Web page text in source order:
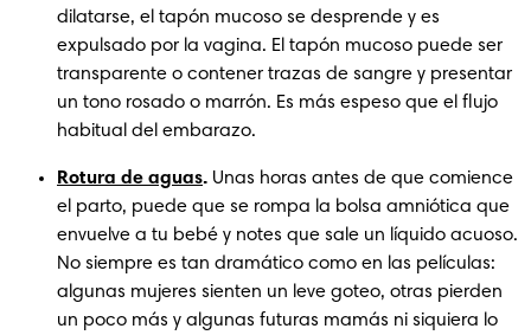
dilatarse, el tapón mucoso se desprende y es
expulsado por la vagina. El tapón mucoso puede ser
transparente o contener trazas de sangre y presentar
un tono rosado o marrón. Es más espeso que el flujo
habitual del embarazo.
Rotura de aguas. Unas horas antes de que comience
el parto, puede que se rompa la bolsa amniótica que
envuelve a tu bebé y notes que sale un líquido acuoso.
No siempre es tan dramático como en las películas:
algunas mujeres sienten un leve goteo, otras pierden
un poco más y algunas futuras mamás ni siquiera lo